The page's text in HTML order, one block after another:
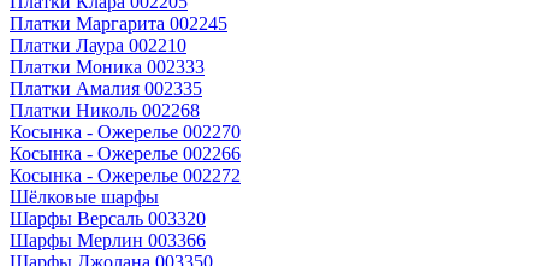
Платки Маргарита 002245
Платки Лаура 002210
Платки Моника 002333
Платки Амалия 002335
Платки Николь 002268
Косынка - Ожерелье 002270
Косынка - Ожерелье 002266
Косынка - Ожерелье 002272
Шёлковые шарфы
Шарфы Версаль 003320
Шарфы Мерлин 003366
Шарфы Джолана 003350